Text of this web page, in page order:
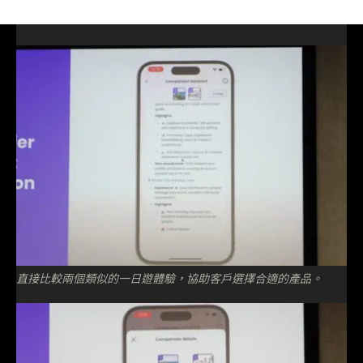
直接比較兩個類似的一日遊體驗，協助客戶選擇合適的產品。